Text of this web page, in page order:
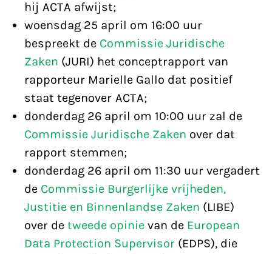
hij ACTA afwijst;
woensdag 25 april om 16:00 uur
bespreekt de Commissie Juridische
Zaken (JURI) het conceptrapport van
rapporteur Marielle Gallo dat positief
staat tegenover ACTA;
donderdag 26 april om 10:00 uur zal de
Commissie Juridische Zaken over dat
rapport stemmen;
donderdag 26 april om 11:30 uur vergadert
de Commissie Burgerlijke vrijheden,
Justitie en Binnenlandse Zaken (LIBE)
over de tweede opinie van de European
Data Protection Supervisor (EDPS), die